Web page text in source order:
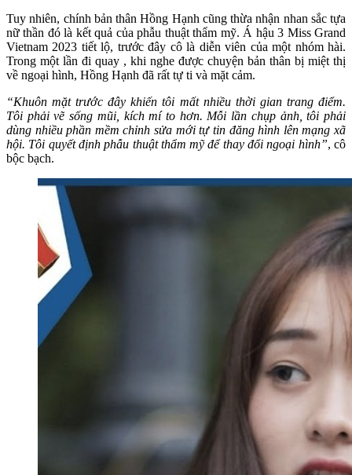
Tuy nhiên, chính bản thân Hồng Hạnh cũng thừa nhận nhan sắc tựa
nữ thần đó là kết quả của phẫu thuật thẩm mỹ. Á hậu 3 Miss Grand
Vietnam 2023 tiết lộ, trước đây cô là diễn viên của một nhóm hài.
Trong một lần đi quay , khi nghe được chuyện bản thân bị miệt thị
về ngoại hình, Hồng Hạnh đã rất tự ti và mặt cảm.
“Khuôn mặt trước đây khiến tôi mất nhiều thời gian trang điểm.
Tôi phải vẽ sống mũi, kích mí to hơn. Mỗi lần chụp ảnh, tôi phải
dùng nhiều phần mềm chỉnh sửa mới tự tin đăng hình lên mạng xã
hội. Tôi quyết định phẫu thuật thẩm mỹ để thay đổi ngoại hình”, cô
bộc bạch.